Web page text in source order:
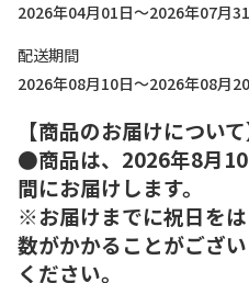
2026年04月01日～2026年07月
配送期間
2026年08月10日～2026年08月
【商品のお届けについて
●商品は、2026年8月
間にお届けします。
※お届けまでに祝日を
数がかかることがござ
ください。